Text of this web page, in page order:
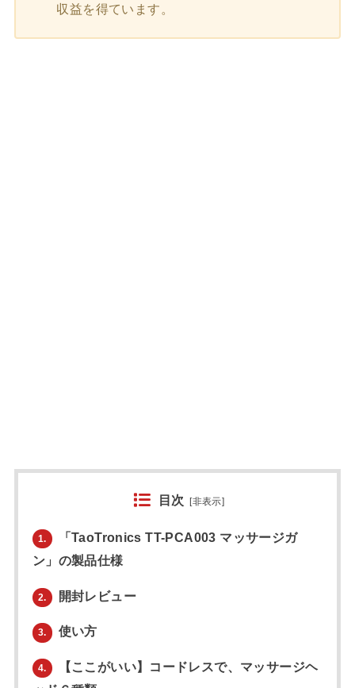
収益を得ています。
目次 [非表示]
1.
「TaoTronics TT-PCA003 マッサージガ
ン」の製品仕様
2. 開封レビュー
3. 使い方
4.
【ここがいい】コードレスで、マッサージヘ